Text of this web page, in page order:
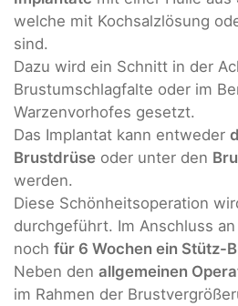
welche mit Kochsalzlösung
sind.
Dazu wird ein Schnitt in der
Brustumschlagfalte oder im
Warzenvorhofes gesetzt.
Das Implantat kann entweder
Brustdrüse oder unter den
werden.
Diese Schönheitsoperation
durchgeführt. Im Anschluss
noch für 6 Wochen ein Stütz-
Neben den allgemeinen
im Rahmen der